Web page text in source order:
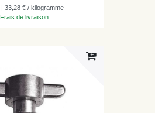
| 33,28 € / kilogramme
Frais de livraison